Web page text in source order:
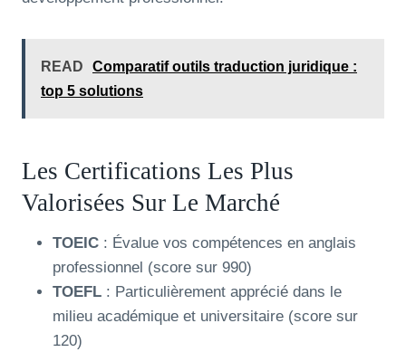
READ
Comparatif outils traduction juridique :
top 5 solutions
Les Certifications Les Plus
Valorisées Sur Le Marché
TOEIC : Évalue vos compétences en anglais
professionnel (score sur 990)
TOEFL : Particulièrement apprécié dans le
milieu académique et universitaire (score sur
120)